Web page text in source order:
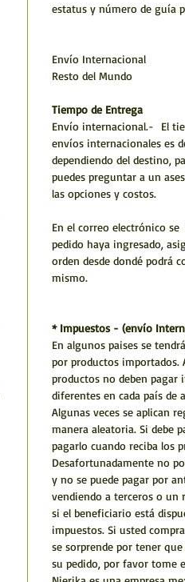
estatus y número de guía
Envío Internacional
Resto del Mundo
Tiempo de Entrega
Envío internacional.- El
envíos internacionales es
dependiendo del destino,
puedes preguntar a un
las opciones y costos.
En el correo electrónico
pedido haya ingresado,
orden desde dondé podrá
mismo.
* Impuestos - (envío
En algunos paises se
por productos importados.
productos no deben pagar
diferentes en cada país de
Algunas veces se aplican
manera aleatoria. Si debe
pagarlo cuando reciba los
Desafortunadamente no
y no se puede pagar por
vendiendo a terceros o
si el beneficiario está
impuestos. Si usted
se sorprende por tener
su pedido, por favor tome